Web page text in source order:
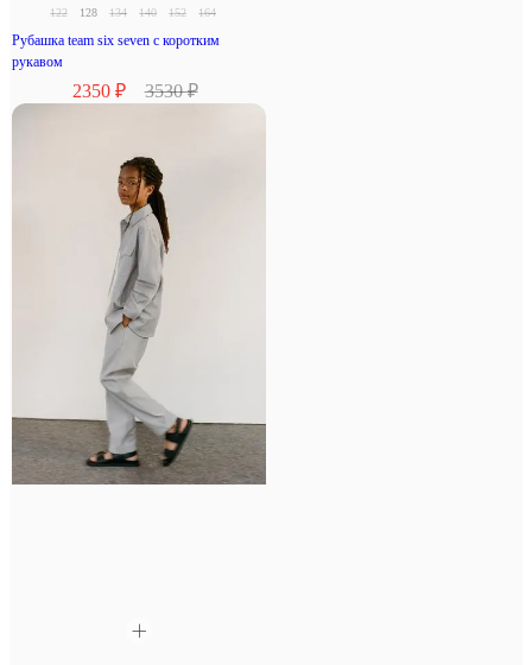
122 128 134 140 152 164
Рубашка team six seven с коротким
рукавом
2350 ₽ 3530 ₽